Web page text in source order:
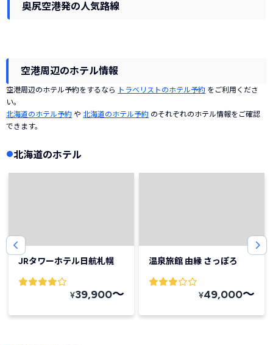
奥尻空港発の人気路線
空港周辺のホテル情報
空港周辺のホテル予約をするなら トラベリストのホテル予約 をご利用くださ
い。
北海道のホテル予約 や 北海道のホテル予約 のそれぞれのホテル情報をご確認
できます。
北海道のホテル
JRタワーホテル日航札幌
¥39,900〜
温泉旅館 由縁 さっぽろ
¥49,000〜